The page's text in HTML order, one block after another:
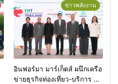
ข่าวพลังงาน
อินฟอร์มา มาร์เก็ตส์ ผนึกเครือ
ข่ายธุรกิจท่องเที่ยว-บริการ จัด